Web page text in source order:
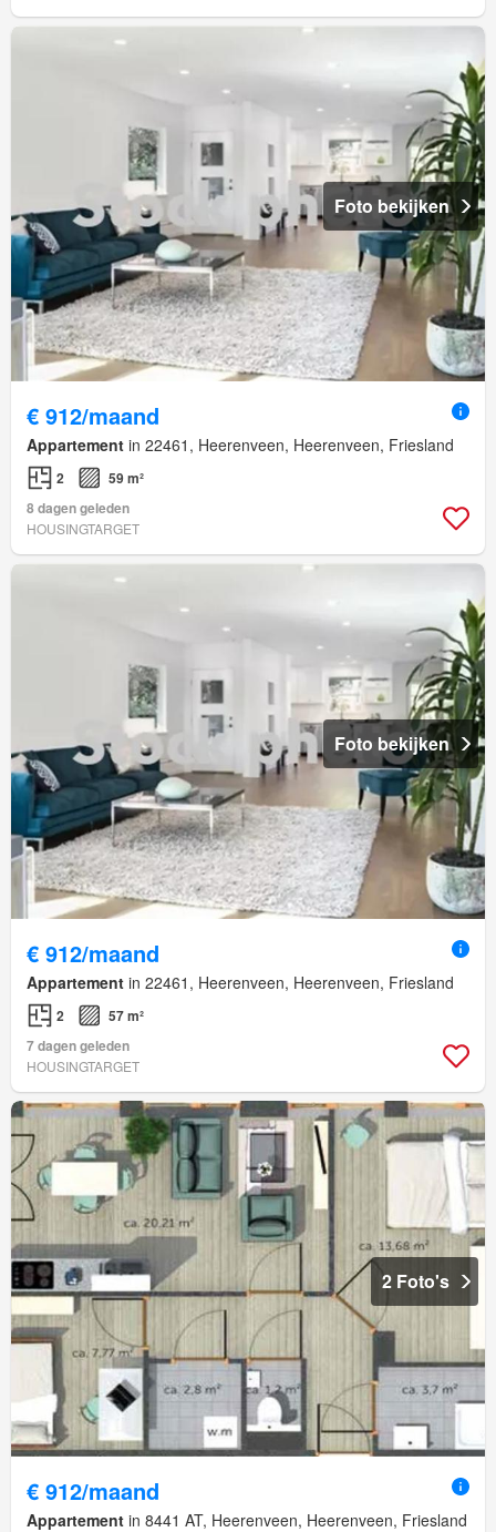
Foto bekijken
€ 912/maand
Appartement in 22461, Heerenveen, Heerenveen, Friesland
2
59 m²
8 dagen geleden
HOUSINGTARGET
Foto bekijken
€ 912/maand
Appartement in 22461, Heerenveen, Heerenveen, Friesland
2
57 m²
7 dagen geleden
HOUSINGTARGET
2 Foto's
€ 912/maand
Appartement in 8441 AT, Heerenveen, Heerenveen, Friesland